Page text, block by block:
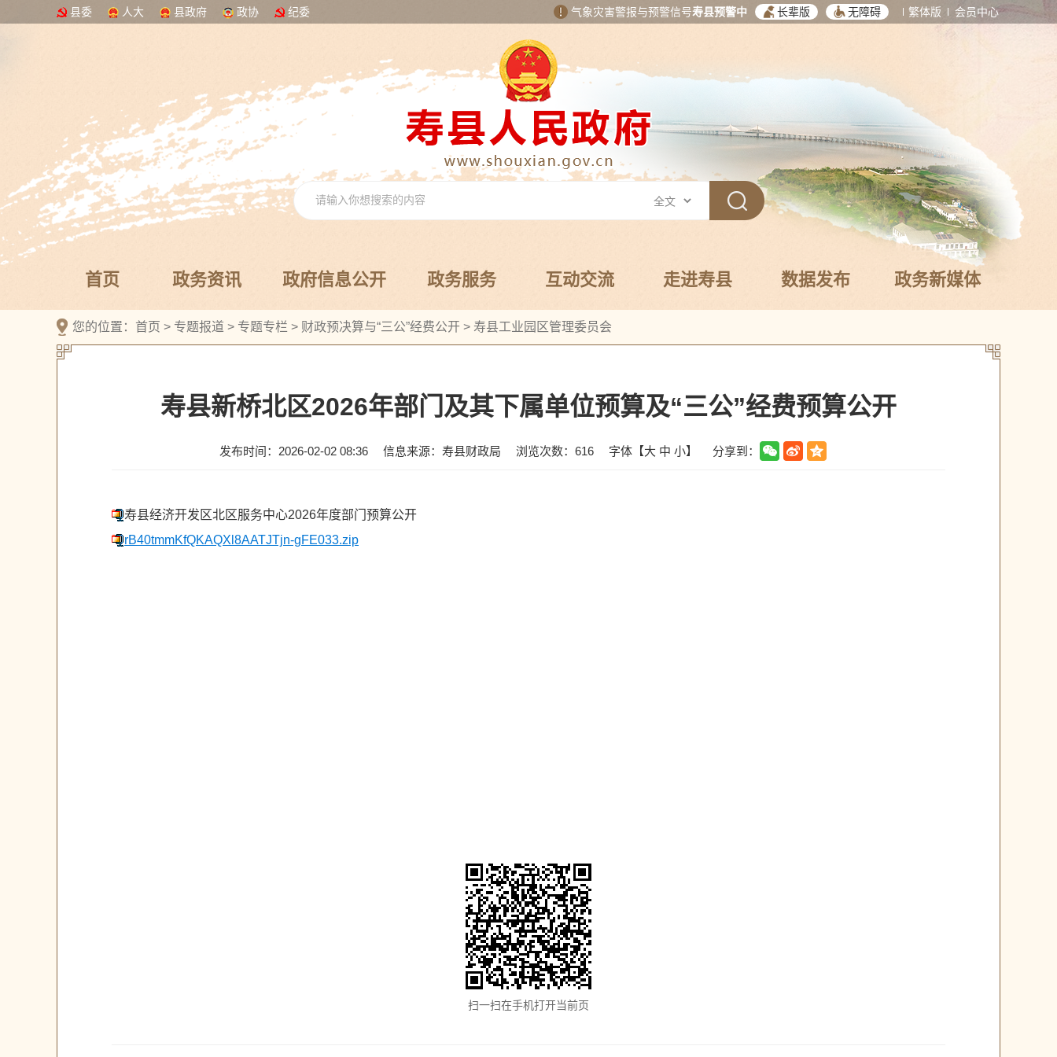
县委 人大 县政府 政协 纪委 气象灾害警报与预警信号寿县预警中 长辈版 无障碍 繁体版 会员中心
首页 政务资讯 政府信息公开 政务服务 互动交流 走进寿县 数据发布 政务新媒体
您的位置： 首页 > 专题报道 > 专题专栏 > 财政预决算与“三公”经费公开 > 寿县工业园区管理委员会
寿县新桥北区2026年部门及其下属单位预算及“三公”经费预算公开
发布时间：2026-02-02 08:36 信息来源：寿县财政局 浏览次数： 616 字体【大 中 小】 分享到：
寿县经济开发区北区服务中心2026年度部门预算公开
rB40tmmKfQKAQXl8AATJTjn-gFE033.zip
扫一扫在手机打开当前页